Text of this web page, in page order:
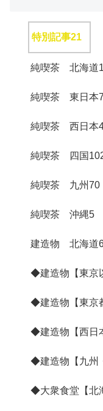
特別記事21
純喫茶 北海道
純喫茶 東日本
純喫茶 西日本
純喫茶 四国
純喫茶 九州70
純喫茶 沖縄5
建造物 北海道
◆建造物【東京
◆建造物【東京
◆建造物【西日
◆建造物【九州
◆大衆食堂【北